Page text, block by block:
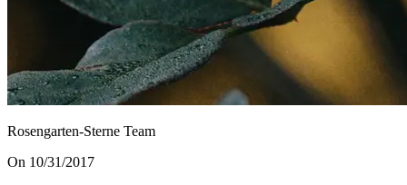
Rosengarten-Sterne Team
On 10/31/2017